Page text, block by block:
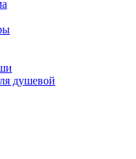
душевой